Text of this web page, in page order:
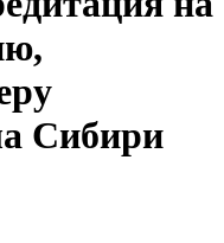
Сибири